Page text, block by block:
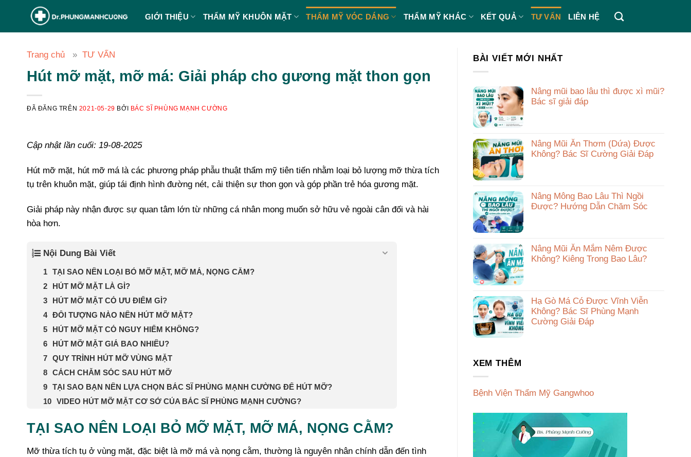
nội
GIỚI THIỆU THẨM MỸ KHUÔN MẶT THẨM MỸ VÓC DÁNG THẨM MỸ KHÁC KẾT QUẢ TƯ VẤN LIÊN HỆ
Trang chủ TƯ VẤN
Hút mỡ mặt, mỡ má: Giải pháp cho gương mặt thon gọn
ĐÃ ĐĂNG TRÊN 2021-05-29 BỞI BÁC SĨ PHÙNG MẠNH CƯỜNG
Cập nhật lần cuối: 19-08-2025
Hút mỡ mặt, hút mỡ má là các phương pháp phẫu thuật thẩm mỹ tiên tiến nhằm loại bỏ lượng mỡ thừa tích
tụ trên khuôn mặt, giúp tái định hình đường nét, cải thiện sự thon gọn và góp phần trẻ hóa gương mặt.
Giải pháp này nhận được sự quan tâm lớn từ những cá nhân mong muốn sở hữu vẻ ngoài cân đối và hài
hòa hơn.
Nội Dung Bài Viết
TẠI SAO NÊN LOẠI BỎ MỠ MẶT, MỠ MÁ, NỌNG CẰM?
HÚT MỠ MẶT LÀ GÌ?
HÚT MỠ MẶT CÓ ƯU ĐIỂM GÌ?
ĐỐI TƯỢNG NÀO NÊN HÚT MỠ MẶT?
HÚT MỠ MẶT CÓ NGUY HIỂM KHÔNG?
HÚT MỠ MẶT GIÁ BAO NHIÊU?
QUY TRÌNH HÚT MỠ VÙNG MẶT
CÁCH CHĂM SÓC SAU HÚT MỠ
TẠI SAO BẠN NÊN LỰA CHỌN BÁC SĨ PHÙNG MẠNH CƯỜNG ĐỂ HÚT MỠ?
VIDEO HÚT MỠ MẶT CƠ SỞ CỦA BÁC SĨ PHÙNG MẠNH CƯỜNG?
TẠI SAO NÊN LOẠI BỎ MỠ MẶT, MỠ MÁ, NỌNG CẰM?
Mỡ thừa tích tụ ở vùng mặt, đặc biệt là mỡ má và nọng cằm, thường là nguyên nhân chính dẫn đến tình
BÀI VIẾT MỚI NHẤT
Nâng mũi bao lâu thì được xì mũi?
Bác sĩ giải đáp
Nâng Mũi Ăn Thơm (Dứa) Được
Không? Bác Sĩ Cường Giải Đáp
Nâng Mông Bao Lâu Thì Ngồi
Được? Hướng Dẫn Chăm Sóc
Nâng Mũi Ăn Mắm Nêm Được
Không? Kiêng Trong Bao Lâu?
Hạ Gò Má Có Được Vĩnh Viễn
Không? Bác Sĩ Phùng Mạnh
Cường Giải Đáp
XEM THÊM
Bệnh Viện Thẩm Mỹ Gangwhoo